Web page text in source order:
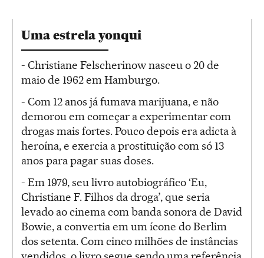
Uma estrela yonqui
- Christiane Felscherinow nasceu o 20 de
maio de 1962 em Hamburgo.
- Com 12 anos já fumava marijuana, e não
demorou em começar a experimentar com
drogas mais fortes. Pouco depois era adicta à
heroína, e exercia a prostituição com só 13
anos para pagar suas doses.
- Em 1979, seu livro autobiográfico ‘Eu,
Christiane F. Filhos da droga’, que seria
levado ao cinema com banda sonora de David
Bowie, a convertia em um ícone do Berlim
dos setenta. Com cinco milhões de instâncias